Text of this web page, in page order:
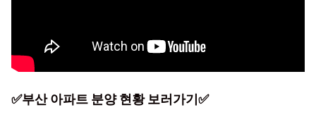
✅부산 아파트 분양 현황 보러가기✅